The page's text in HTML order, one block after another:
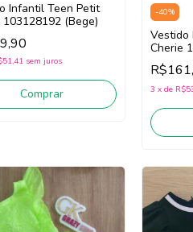
Infantil Teen Petit
103128192 (Bege)
sem juros
Comprar
-40%
Vestido
Cherie
3 x de